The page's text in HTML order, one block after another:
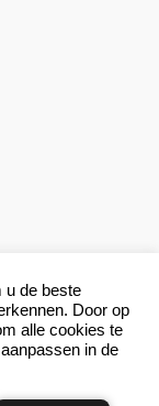
u de beste
Door op
alle cookies te
in de